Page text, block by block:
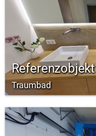
Referenzobjekt
Traumbad